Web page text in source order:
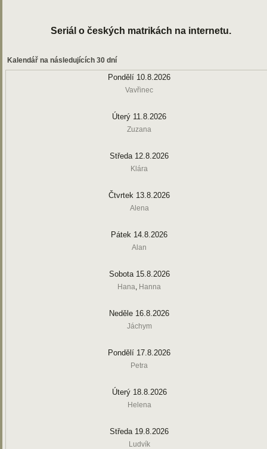
Seriál o českých matrikách na internetu.
Kalendář na následujících 30 dní
Pondělí 10.8.2026
Vavřinec
Úterý 11.8.2026
Zuzana
Středa 12.8.2026
Klára
Čtvrtek 13.8.2026
Alena
Pátek 14.8.2026
Alan
Sobota 15.8.2026
Hana, Hanna
Neděle 16.8.2026
Jáchym
Pondělí 17.8.2026
Petra
Úterý 18.8.2026
Helena
Středa 19.8.2026
Ludvík